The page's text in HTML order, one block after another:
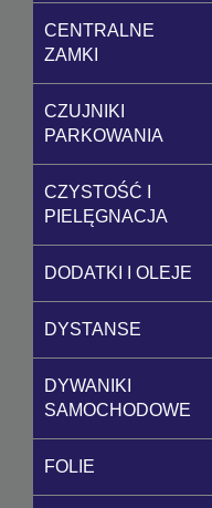
CENTRALNE
ZAMKI
CZUJNIKI
PARKOWANIA
CZYSTOŚĆ I
PIELĘGNACJA
DODATKI I OLEJE
DYSTANSE
DYWANIKI
SAMOCHODOWE
FOLIE